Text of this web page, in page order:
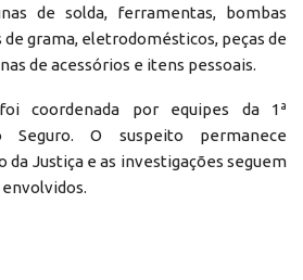
de solda, ferramentas, bombas
grama, eletrodomésticos, peças de
de acessórios e itens pessoais.
coordenada por equipes da 1ª
Seguro. O suspeito permanece
da Justiça e as investigações seguem